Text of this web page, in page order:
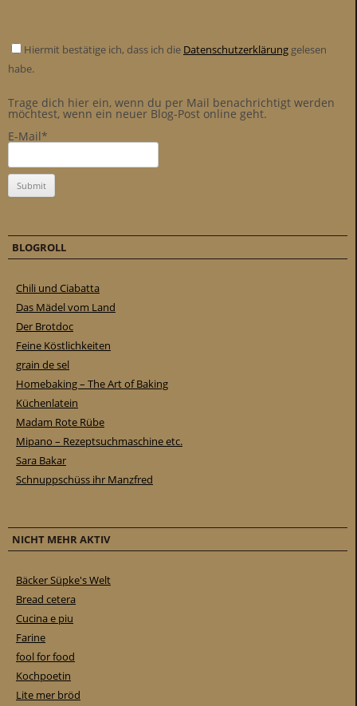
Hiermit bestätige ich, dass ich die Datenschutzerklärung gelesen
habe.
Trage dich hier ein, wenn du per Mail benachrichtigt werden
möchtest, wenn ein neuer Blog-Post online geht.
E-Mail*
BLOGROLL
Chili und Ciabatta
Das Mädel vom Land
Der Brotdoc
Feine Köstlichkeiten
grain de sel
Homebaking – The Art of Baking
Küchenlatein
Madam Rote Rübe
Mipano – Rezeptsuchmaschine etc.
Sara Bakar
Schnuppschüss ihr Manzfred
NICHT MEHR AKTIV
Bäcker Süpke's Welt
Bread cetera
Cucina e piu
Farine
fool for food
Kochpoetin
Lite mer bröd